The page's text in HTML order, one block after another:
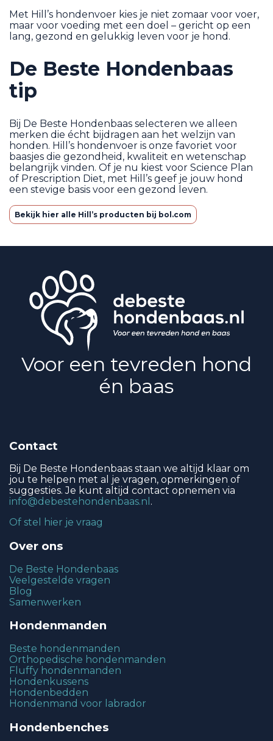
Met Hill’s hondenvoer kies je niet zomaar voor voer,
maar voor voeding met een doel – gericht op een
lang, gezond en gelukkig leven voor je hond.
De Beste Hondenbaas
tip
Bij De Beste Hondenbaas selecteren we alleen
merken die écht bijdragen aan het welzijn van
honden. Hill’s hondenvoer is onze favoriet voor
baasjes die gezondheid, kwaliteit en wetenschap
belangrijk vinden. Of je nu kiest voor Science Plan
of Prescription Diet, met Hill’s geef je jouw hond
een stevige basis voor een gezond leven.
Bekijk hier alle Hill’s producten bij bol.com
Voor een tevreden hond
én baas
Contact
Bij De Beste Hondenbaas staan we altijd klaar om
jou te helpen met al je vragen, opmerkingen of
suggesties. Je kunt altijd contact opnemen via
info@debestehondenbaas.nl .
Of stel hier je vraag
Over ons
De Beste Hondenbaas
Veelgestelde vragen
Blog
Samenwerken
Hondenmanden
Beste hondenmanden
Orthopedische hondenmanden
Fluffy hondenmanden
Hondenkussens
Hondenbedden
Hondenmand voor labrador
Hondenbenches